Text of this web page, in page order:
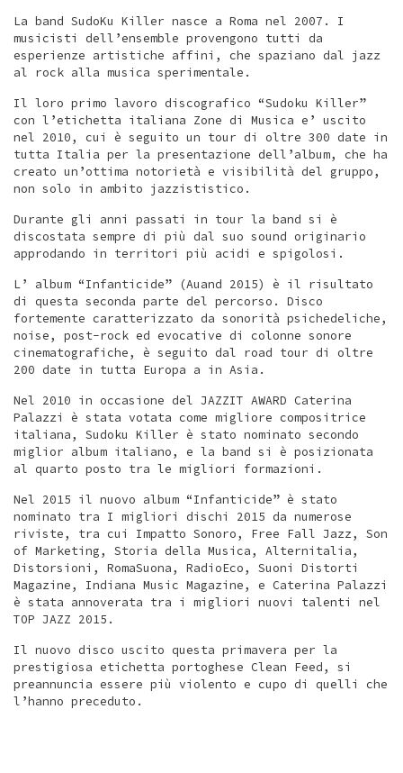
La band SudoKu Killer nasce a Roma nel 2007. I
musicisti dell’ensemble provengono tutti da
esperienze artistiche affini, che spaziano dal jazz
al rock alla musica sperimentale.
Il loro primo lavoro discografico “Sudoku Killer”
con l’etichetta italiana Zone di Musica e’ uscito
nel 2010, cui è seguito un tour di oltre 300 date in
tutta Italia per la presentazione dell’album, che ha
creato un’ottima notorietà e visibilità del gruppo,
non solo in ambito jazzististico.
Durante gli anni passati in tour la band si è
discostata sempre di più dal suo sound originario
approdando in territori più acidi e spigolosi.
L’ album “Infanticide” (Auand 2015) è il risultato
di questa seconda parte del percorso. Disco
fortemente caratterizzato da sonorità psichedeliche,
noise, post-rock ed evocative di colonne sonore
cinematografiche, è seguito dal road tour di oltre
200 date in tutta Europa a in Asia.
Nel 2010 in occasione del JAZZIT AWARD Caterina
Palazzi è stata votata come migliore compositrice
italiana, Sudoku Killer è stato nominato secondo
miglior album italiano, e la band si è posizionata
al quarto posto tra le migliori formazioni.
Nel 2015 il nuovo album “Infanticide” è stato
nominato tra I migliori dischi 2015 da numerose
riviste, tra cui Impatto Sonoro, Free Fall Jazz, Son
of Marketing, Storia della Musica, Alternitalia,
Distorsioni, RomaSuona, RadioEco, Suoni Distorti
Magazine, Indiana Music Magazine, e Caterina Palazzi
è stata annoverata tra i migliori nuovi talenti nel
TOP JAZZ 2015.
Il nuovo disco uscito questa primavera per la
prestigiosa etichetta portoghese Clean Feed, si
preannuncia essere più violento e cupo di quelli che
l’hanno preceduto.